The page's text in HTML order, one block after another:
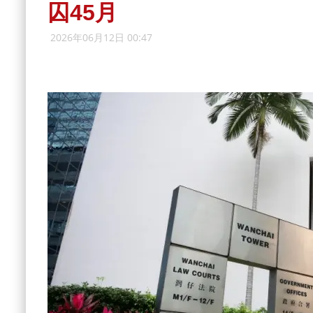
囚45月
2026年06月12日 00:47